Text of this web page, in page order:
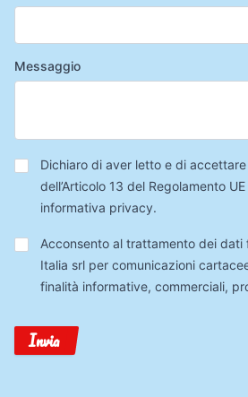
Messaggio
Privacy*
Dichiaro di aver letto e di accettare
dell’Articolo 13 del Regolamento
informativa privacy.
Trattamento
Dati
Acconsento al trattamento dei dati
Italia srl per comunicazioni
finalità informative, commerciali,
Invia